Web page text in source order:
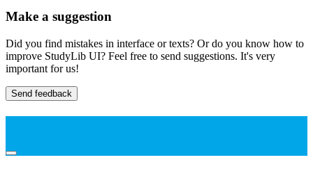
Make a suggestion
Did you find mistakes in interface or texts? Or do you know how to
improve StudyLib UI? Feel free to send suggestions. It's very
important for us!
Send feedback